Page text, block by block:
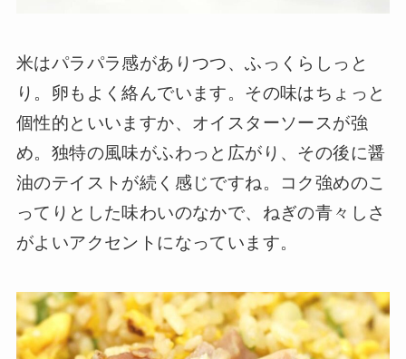
米はパラパラ感がありつつ、ふっくらしっと
り。卵もよく絡んでいます。その味はちょっと
個性的といいますか、オイスターソースが強
め。独特の風味がふわっと広がり、その後に醤
油のテイストが続く感じですね。コク強めのこ
ってりとした味わいのなかで、ねぎの青々しさ
がよいアクセントになっています。